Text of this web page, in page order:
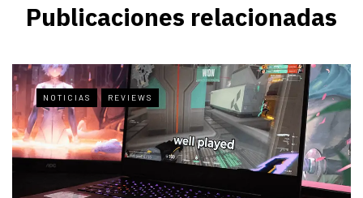
Publicaciones relacionadas
NOTICIAS REVIEWS